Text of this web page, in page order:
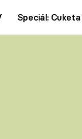
Speciál: Cuketa